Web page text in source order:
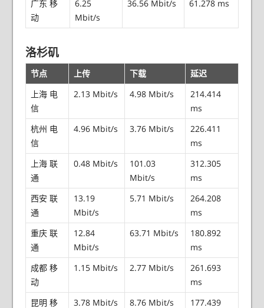
广东 移
动
6.25
Mbit/s
36.56 Mbit/s 61.278 ms
洛杉矶
节点 上传 下载
延迟
上海 电
信
2.13 Mbit/s 4.98 Mbit/s
214.414
ms
杭州 电
信
4.96 Mbit/s 3.76 Mbit/s
226.411
ms
上海 联
通
0.48 Mbit/s
101.03
Mbit/s
312.305
ms
西安 联
通
13.19
Mbit/s
5.71 Mbit/s
264.208
ms
重庆 联
通
12.84
Mbit/s
63.71 Mbit/s
180.892
ms
成都 移
动
1.15 Mbit/s 2.77 Mbit/s
261.693
ms
昆明 移
3.78 Mbit/s 8.76 Mbit/s 177.439